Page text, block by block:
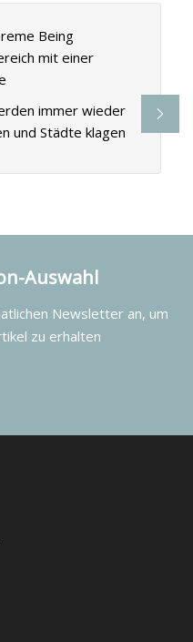
Being
mit einer
immer wieder
und Städte klagen
Auswahl
Newsletter an, um
zu erhalten